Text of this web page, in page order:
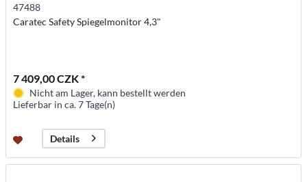
47488
Caratec Safety Spiegelmonitor 4,3"
7 409,00 CZK *
Nicht am Lager, kann bestellt werden
Lieferbar in ca. 7 Tage(n)
Details